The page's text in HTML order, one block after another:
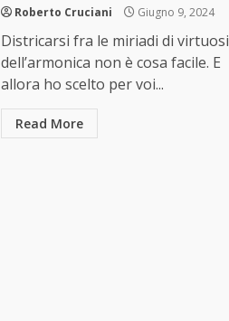
Roberto Cruciani Giugno 9, 2024
Districarsi fra le miriadi di virtuosi
dell’armonica non è cosa facile. E
allora ho scelto per voi...
Read More